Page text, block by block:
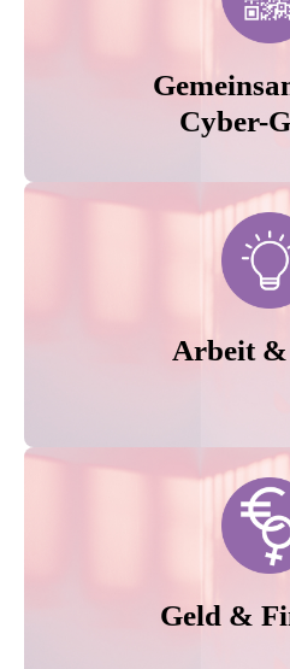
Cyber-
Arbeit
Geld &